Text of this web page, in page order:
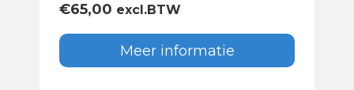
€65,00 excl.BTW
Meer informatie